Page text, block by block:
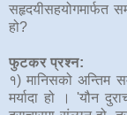
सहृदयीसहयोगमार्फत
हो?
फुटकर प्रश्न:
१) मानिसको अन्तिम
मर्यादा हो । 'यौन